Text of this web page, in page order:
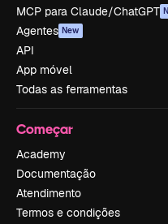
MCP para Claude/ChatGPT
Agentes New
API
App móvel
Todas as ferramentas
Começar
Academy
Documentação
Atendimento
Termos e condições